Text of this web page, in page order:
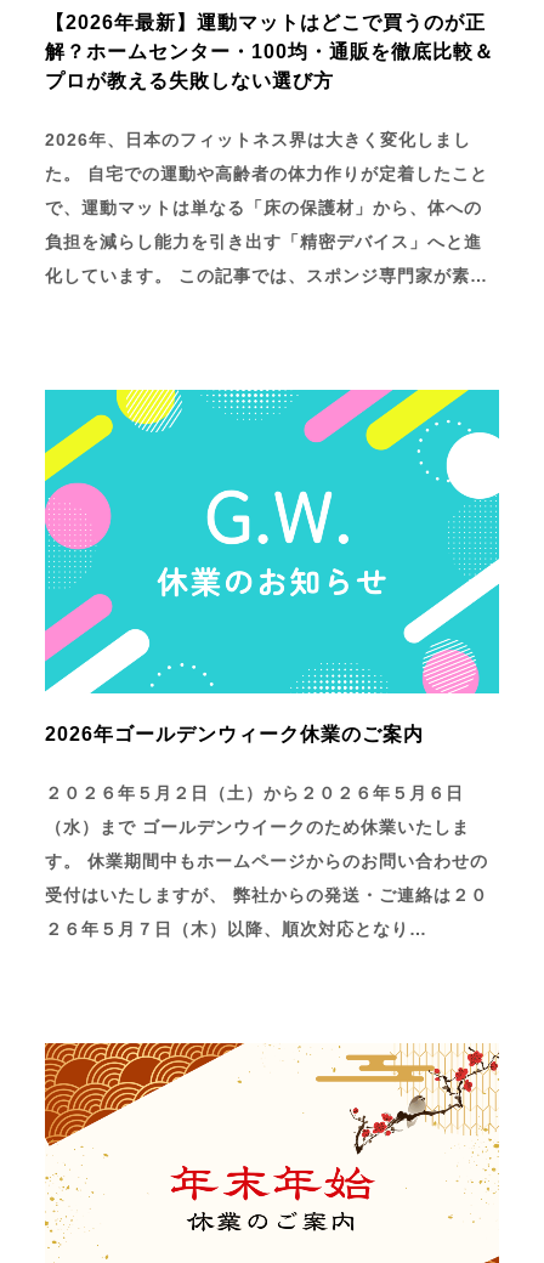
【2026年最新】運動マットはどこで買うのが正
解？ホームセンター・100均・通販を徹底比較＆
プロが教える失敗しない選び方
2026年、日本のフィットネス界は大きく変化しまし
た。 自宅での運動や高齢者の体力作りが定着したこと
で、運動マットは単なる「床の保護材」から、体への
負担を減らし能力を引き出す「精密デバイス」へと進
化しています。 この記事では、スポンジ専門家が素…
2026年ゴールデンウィーク休業のご案内
２０２６年５月２日（土）から２０２６年５月６日
（水）まで ゴールデンウイークのため休業いたしま
す。 休業期間中もホームページからのお問い合わせの
受付はいたしますが、 弊社からの発送・ご連絡は２０
２６年５月７日（木）以降、順次対応となり…